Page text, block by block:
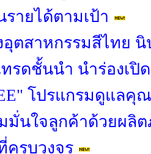
ายได้ตามเป้า
อุตสาหกรรมสีไทย
รดชั้นนำ นำร่องเปิ
โปรแกรมดูแล
มั่นใจลูกค้าด้วยผ
ครบวงจร